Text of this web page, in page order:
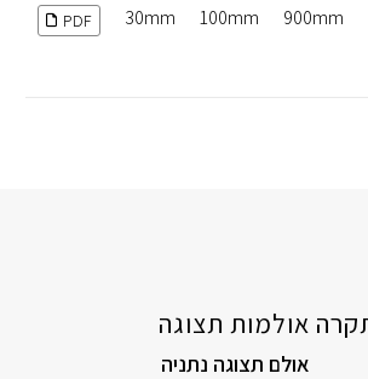
900mm
100mm
30mm
PDF
אולמות תצוגה
אולם תצוגה נתניה